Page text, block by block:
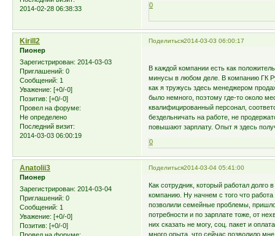
2014-02-28 06:38:33
0
Поделиться2014-03-03 06:00:17
Kirill2
Пионер
Зарегистрирован: 2014-03-03
Приглашений: 0
Сообщений: 1
Уважение: [+0/-0]
Позитив: [+0/-0]
Провел на форуме:
Не определено
Последний визит:
2014-03-03 06:00:19
В каждой компании есть как
минусы в любом деле. В компанию ГК
как я тружусь здесь менеджером
было немного, поэтому где-то около
квалифицированный персонал,
бездельничать на работе, не
повышают зарплату. Опыт я здесь
0
Поделиться2014-03-04 05:41:00
Anatolii3
Пионер
Зарегистрирован: 2014-03-04
Приглашений: 0
Сообщений: 1
Уважение: [+0/-0]
Позитив: [+0/-0]
Как сотрудник, который работал
компанию. Ну начнем с того что
позволили семейные проблемы,
потребности и по зарплате тоже, от
них сказать не могу, соц. пакет и
много опыта, что сейчас позволило